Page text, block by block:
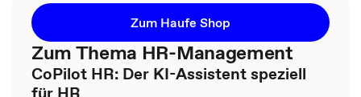
Zum Haufe Shop
Zum Thema HR-Management
CoPilot HR: Der KI-Assistent speziell